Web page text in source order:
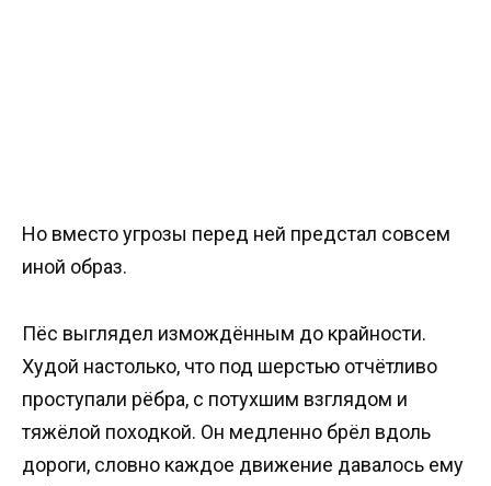
Но вместо угрозы перед ней предстал совсем
иной образ.
Пёс выглядел измождённым до крайности.
Худой настолько, что под шерстью отчётливо
проступали рёбра, с потухшим взглядом и
тяжёлой походкой. Он медленно брёл вдоль
дороги, словно каждое движение давалось ему